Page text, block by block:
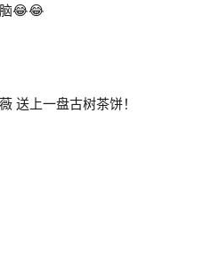
😂😂
送上一盘古树茶饼！